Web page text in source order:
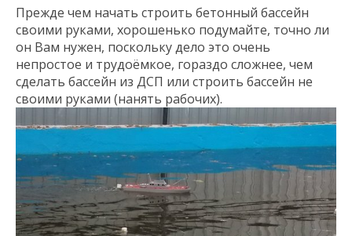
Прежде чем начать строить бетонный бассейн
своими руками, хорошенько подумайте, точно ли
он Вам нужен, поскольку дело это очень
непростое и трудоёмкое, гораздо сложнее, чем
сделать бассейн из ДСП или строить бассейн не
своими руками (нанять рабочих).